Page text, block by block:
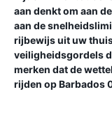
aan denkt om aan
aan de
rijbewijs uit uw
veiligheidsgordels
merken dat de
rijden op Barbados